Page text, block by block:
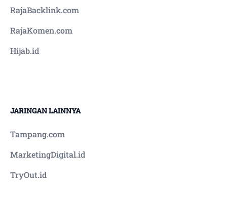
RajaBacklink.com
RajaKomen.com
Hijab.id
JARINGAN LAINNYA
Tampang.com
MarketingDigital.id
TryOut.id